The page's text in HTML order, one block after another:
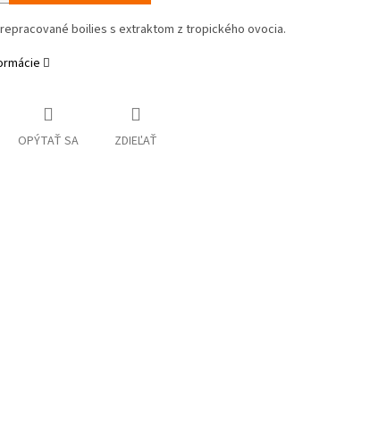
boilies s extraktom z tropického ovocia.
OPÝTAŤ SA ZDIEĽAŤ